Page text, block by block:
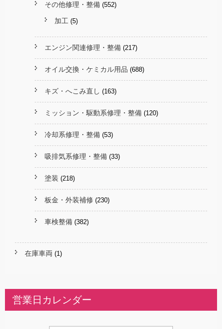
その他修理・整備 (552)
加工 (5)
エンジン関連修理・整備 (217)
オイル交換・ケミカル用品 (688)
キズ・へこみ直し (163)
ミッション・駆動系修理・整備 (120)
冷却系修理・整備 (53)
吸排気系修理・整備 (33)
塗装 (218)
板金・外装補修 (230)
車検整備 (382)
在庫車両 (1)
営業日カレンダー